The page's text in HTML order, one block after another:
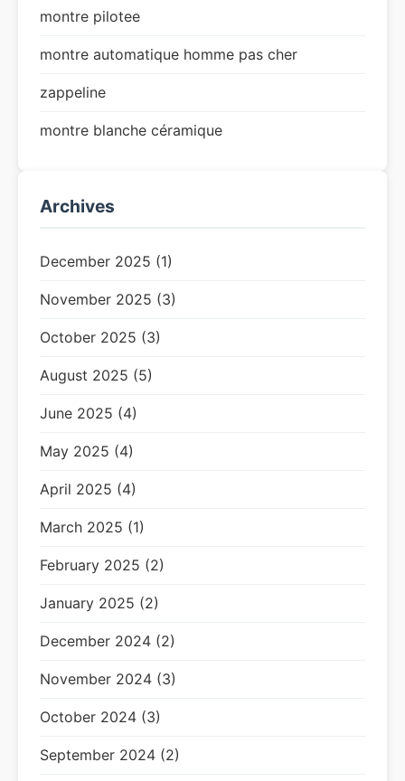
montre pilotee
montre automatique homme pas cher
zappeline
montre blanche céramique
Archives
December 2025 (1)
November 2025 (3)
October 2025 (3)
August 2025 (5)
June 2025 (4)
May 2025 (4)
April 2025 (4)
March 2025 (1)
February 2025 (2)
January 2025 (2)
December 2024 (2)
November 2024 (3)
October 2024 (3)
September 2024 (2)